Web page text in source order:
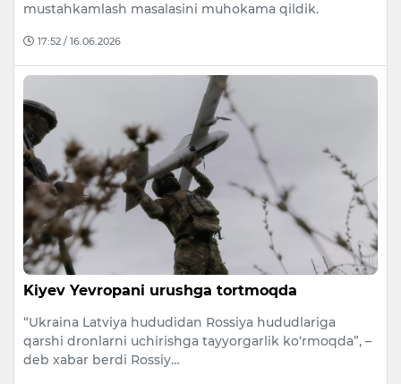
mustahkamlash masalasini muhokama qildik.
17:52 / 16.06.2026
Kiyev Yevropani urushga tortmoqda
“Ukraina Latviya hududidan Rossiya hududlariga
qarshi dronlarni uchirishga tayyorgarlik ko‘rmoqda”, –
deb xabar berdi Rossiy…